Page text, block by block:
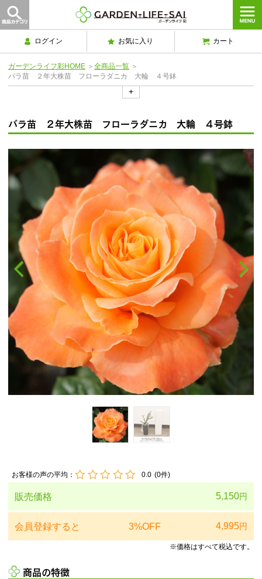
ログイン お気に入り カート
ガーデンライフ彩HOME ＞ 全商品一覧 ＞
バラ苗 ２年大株苗 フローラダニカ 大輪 ４号鉢
+
バラ苗 ２年大株苗 フローラダニカ 大輪 ４号鉢
お客様の声の平均： 0.0 (0件)
販売価格 5,150円
会員登録すると 3%OFF 4,995円
※価格はすべて税込です。
商品の特徴